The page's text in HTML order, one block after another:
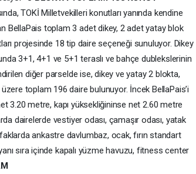
TOKİ Milletvekilleri konutları yanında kendine
BellaPais toplam 3 adet dikey, 2 adet yatay blok
projesinde 18 tip daire seçeneği sunuluyor. Dikey
3+1, 4+1 ve 5+1 teraslı ve bahçe dublekslerinin
diğer parselde ise, dikey ve yatay 2 blokta,
toplam 196 daire bulunuyor. İncek BellaPais’i
3.20 metre, kapı yüksekliğininse net 2.60 metre
dairelerde vestiyer odası, çamaşır odası, yatak
ankastre davlumbaz, ocak, fırın standart
sıra içinde kapalı yüzme havuzu, fitness center